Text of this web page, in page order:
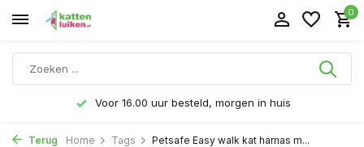
0
Voor 16.00 uur besteld, morgen in huis
Terug Home Tags Petsafe Easy walk kat harnas m...